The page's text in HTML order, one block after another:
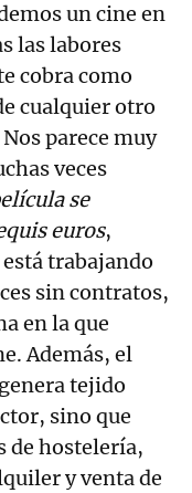
un cine en
las labores
cobra como
cualquier otro
parece muy
veces
se
euros,
trabajando
sin contratos,
en la que
Además, el
tejido
sino que
de hostelería,
y venta de